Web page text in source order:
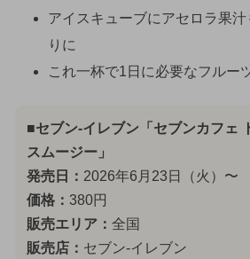
アイスキューブにアセロラ果
りに
これ一杯で1日に必要なフルー
■セブン‐イレブン「セブンカフェ
スムージー」
発売日： 2026年6月23日（火）〜
価格： 380円
販売エリア： 全国
販売店： セブン‐イレブン